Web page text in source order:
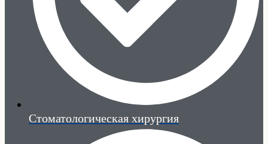
Стоматологическая хирургия